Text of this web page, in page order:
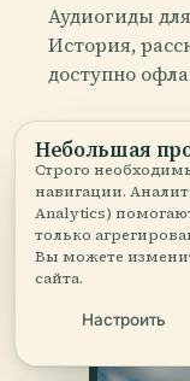
Аудиогиды для
История,
доступно
Скачать
Небольшая
Строго
навигации.
Analytics)
только
Вы можете
сайта.
Настроить